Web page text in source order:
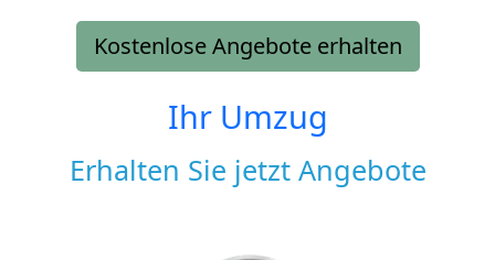
Kostenlose Angebote erhalten
Ihr Umzug
Erhalten Sie jetzt Angebote